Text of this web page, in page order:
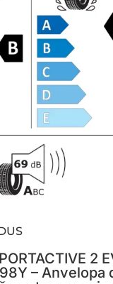
2
– Anvelopa